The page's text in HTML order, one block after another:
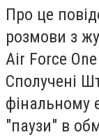
Про це
розмови з
Air Force
Сполучені
фінальному
"паузи" в